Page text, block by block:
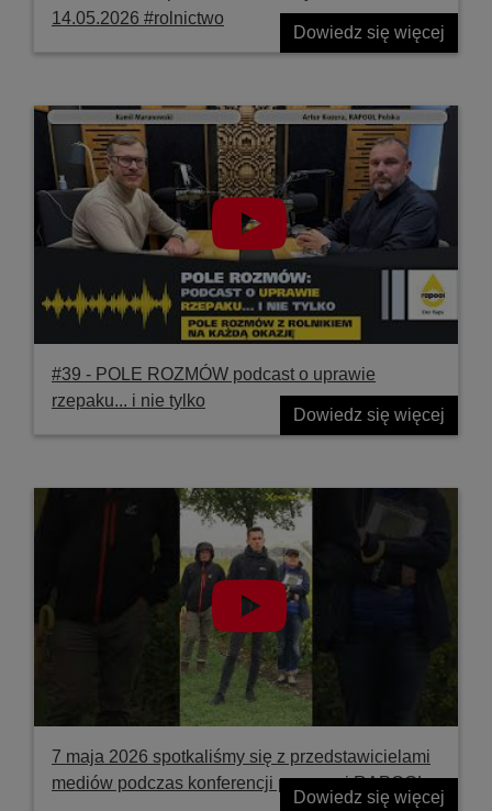
14.05.2026 #rolnictwo
Dowiedz się więcej
#39 ‐ POLE ROZMÓW podcast o uprawie
rzepaku... i nie tylko
Dowiedz się więcej
7 maja 2026 spotkaliśmy się z przedstawicielami
mediów podczas konferencji prasowej RAPOOL
Dowiedz się więcej